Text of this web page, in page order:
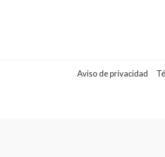
Aviso de privacidad